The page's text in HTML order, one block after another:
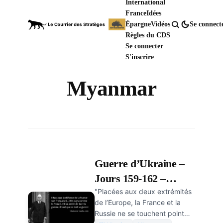
International
FranceIdées
ÉpargneVidéos
Règles du CDS
Se connecter
S'inscrire
Se
Myanmar
Guerre d’Ukraine –
Jours 159-162 –
L’administration
Biden n’a pas assez
"Placées aux deux extrémités
de l’Europe, la France et la
Russie ne se touchent point